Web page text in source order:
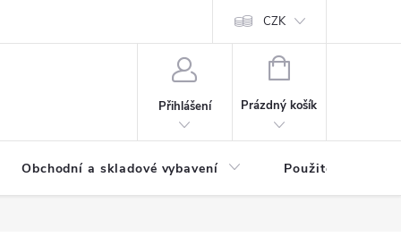
CZK
Přihlášení
NÁKUPNÍ
Prázdný košík
Obchodní a skladové vybavení Použité